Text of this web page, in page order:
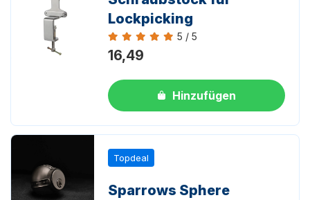
Lockpicking
Bewertung 5 von 5
5 / 5
16,49
Hinzufügen
Topdeal
Sparrows Sphere